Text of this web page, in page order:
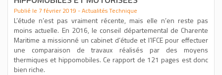
Publié le 7 février 2019 - Actualités Technique
L’étude n’est pas vraiment récente, mais elle n’en reste pas
moins actuelle. En 2016, le conseil départemental de Charente
Maritime a missionné un cabinet d’étude et l’IFCE pour effectuer
une comparaison de travaux réalisés par des moyens
thermiques et hippomobiles. Ce rapport de 121 pages est donc
bien riche.